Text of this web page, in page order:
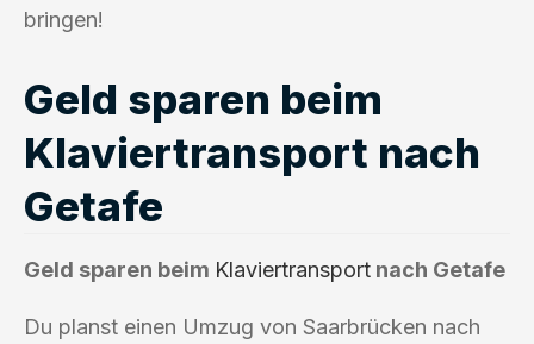
bringen!
Geld sparen beim
Klaviertransport nach
Getafe
Geld sparen beim Klaviertransport nach Getafe
Du planst einen Umzug von Saarbrücken nach